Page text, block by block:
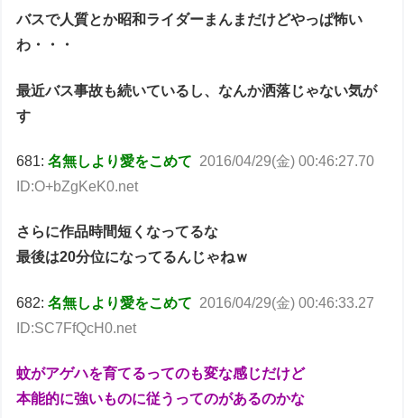
バスで人質とか昭和ライダーまんまだけどやっぱ怖い
わ・・・
最近バス事故も続いているし、なんか洒落じゃない気が
す
681:名無しより愛をこめて 2016/04/29(金) 00:46:27.70
ID:O+bZgKeK0.net
さらに作品時間短くなってるな
最後は20分位になってるんじゃねｗ
682:名無しより愛をこめて 2016/04/29(金) 00:46:33.27
ID:SC7FfQcH0.net
蚊がアゲハを育てるってのも変な感じだけど
本能的に強いものに従うってのがあるのかな